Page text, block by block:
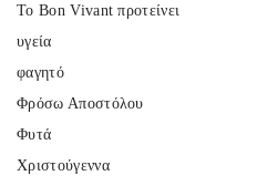
Το Bon Vivant προτείνει
υγεία
φαγητό
Φρόσω Αποστόλου
Φυτά
Χριστούγεννα